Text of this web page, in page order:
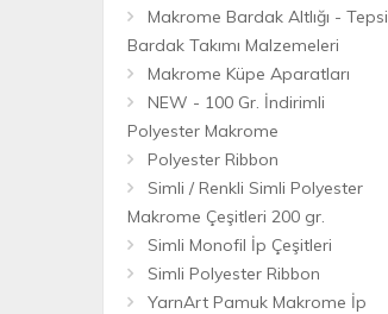
Makrome Bardak Altlığı - Tepsi
Bardak Takımı Malzemeleri
Makrome Küpe Aparatları
NEW - 100 Gr. İndirimli
Polyester Makrome
Polyester Ribbon
Simli / Renkli Simli Polyester
Makrome Çeşitleri 200 gr.
Simli Monofil İp Çeşitleri
Simli Polyester Ribbon
YarnArt Pamuk Makrome İp